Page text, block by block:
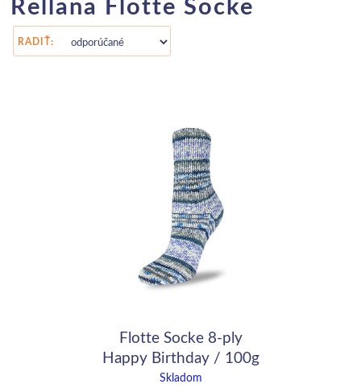
Rellana Flotte Socke
RADIŤ:
Flotte Socke 8-ply
Happy Birthday / 100g
- 200m / 8080
Skladom